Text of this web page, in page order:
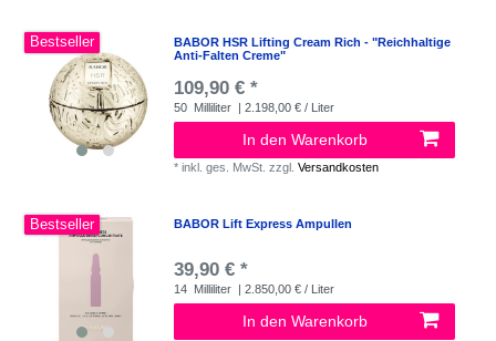
Bestseller
BABOR HSR Lifting Cream Rich - "Reichhaltige
Anti-Falten Creme"
109,90 € *
50 Milliliter | 2.198,00 € / Liter
In den Warenkorb
*inkl. ges. MwSt. zzgl.Versandkosten
Bestseller BABOR Lift Express Ampullen
39,90 € *
14 Milliliter | 2.850,00 € / Liter
In den Warenkorb